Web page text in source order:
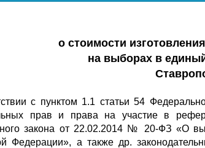
о стоимости
на выборах в
с пунктом 1.1 статьи 54
прав и права на участие в
закона от 22.02.2014 № 20-ФЗ «О
Федерации», а также др.